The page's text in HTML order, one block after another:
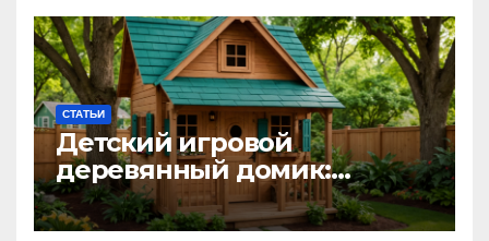
сохранить семью
СТАТЬИ
Детский игровой
деревянный домик:
волшебное пространство
для самых маленьких от